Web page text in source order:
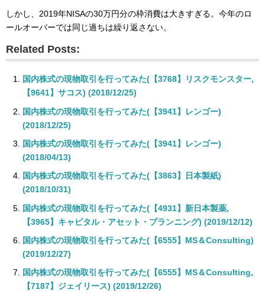
しかし、2019年NISAの30万円分の枠消費は大きすぎる。今年のロ
ールオーバーでは同じ過ちは繰り返さない。
Related Posts:
国内株式の現物取引を行ってみた(【3768】リスクモンスター,
【9641】サコス) (2018/12/25)
国内株式の現物取引を行ってみた(【3941】レンゴー)
(2018/12/25)
国内株式の現物取引を行ってみた(【3941】レンゴー)
(2018/04/13)
国内株式の現物取引を行ってみた(【3863】日本製紙)
(2018/10/31)
国内株式の現物取引を行ってみた(【4931】新日本製薬,
【3965】キャピタル・アセット・プランニング) (2019/12/12)
国内株式の現物取引を行ってみた(【6555】MS＆Consulting)
(2019/12/27)
国内株式の現物取引を行ってみた(【6555】MS＆Consulting,
【7187】ジェイリース) (2019/12/26)